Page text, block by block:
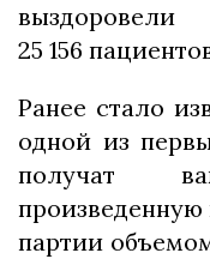
25 156
Ранее стало
одной из
получат
партии